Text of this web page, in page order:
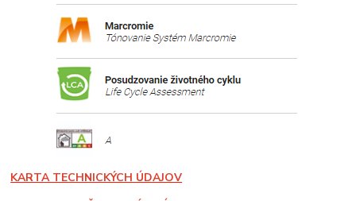
KARTA TECHNICKÝCH ÚDAJOV